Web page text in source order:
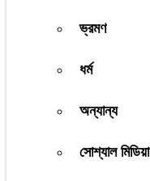
ভ্রমণ
ধর্ম
অন্যান্য
সোশ্যাল মিডিয়া